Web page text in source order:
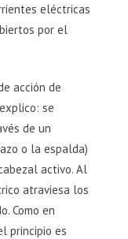
eléctricas
por el
acción de
se
de un
o la espalda)
activo. Al
atraviesa los
Como en
principio es